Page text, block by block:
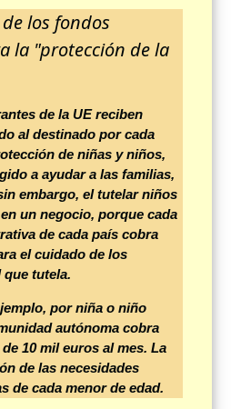
los fondos
la "protección de la
de la UE reciben
al destinado por cada
de niñas y niños,
a ayudar a las familias,
embargo, el tutelar niños
un negocio, porque cada
de cada país cobra
el cuidado de los
que tutela.
por niña o niño
autónoma cobra
10 mil euros al mes. La
de las necesidades
de cada menor de edad.